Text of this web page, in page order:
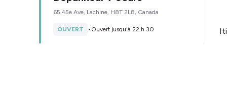
65 45e Ave, Lachine, H8T 2L8, Canada
OUVERT • Ouvert jusqu'à 22 h 30